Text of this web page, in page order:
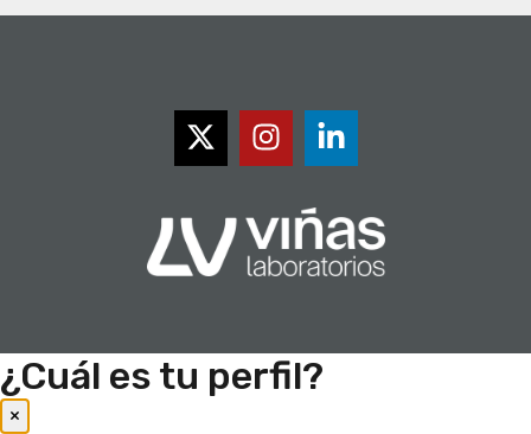
¿Cuál es tu perfil?
×